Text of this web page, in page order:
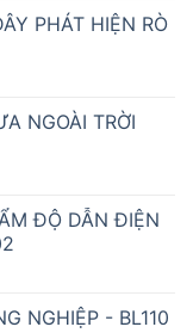
PHÁT HIỆN RÒ
NGOÀI TRỜI
ĐỘ DẪN ĐIỆN
NGHIỆP - BL110